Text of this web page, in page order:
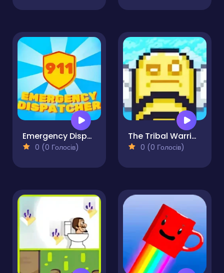
Emergency Dispatcher 911
0 (0 Голосів)
The Tribal Warrior of Fortune
0 (0 Голосів)